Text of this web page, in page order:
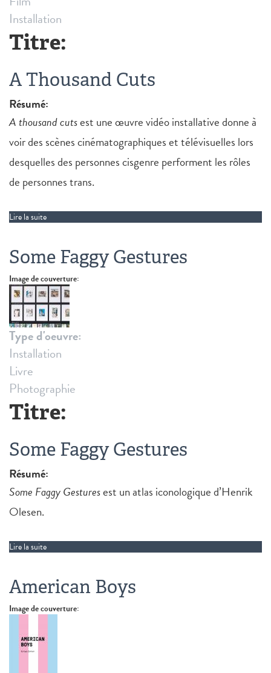
Installation
Titre:
A Thousand Cuts
Résumé:
A thousand cutsest une œuvre vidéo installative donne à
voir des scènes cinématographiques et télévisuelles lors
desquelles des personnes cisgenre performent les rôles
de personnes trans.
Lire la suite
Some Faggy Gestures
Image de couverture:
Type d'oeuvre:
Installation
Livre
Photographie
Titre:
Some Faggy Gestures
Résumé:
Some Faggy Gesturesest un atlas iconologique d’Henrik
Olesen.
Lire la suite
American Boys
Image de couverture: